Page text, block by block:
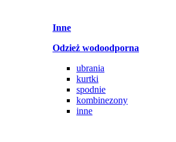
Inne
Odzież wodoodporna
ubrania
kurtki
spodnie
kombinezony
inne